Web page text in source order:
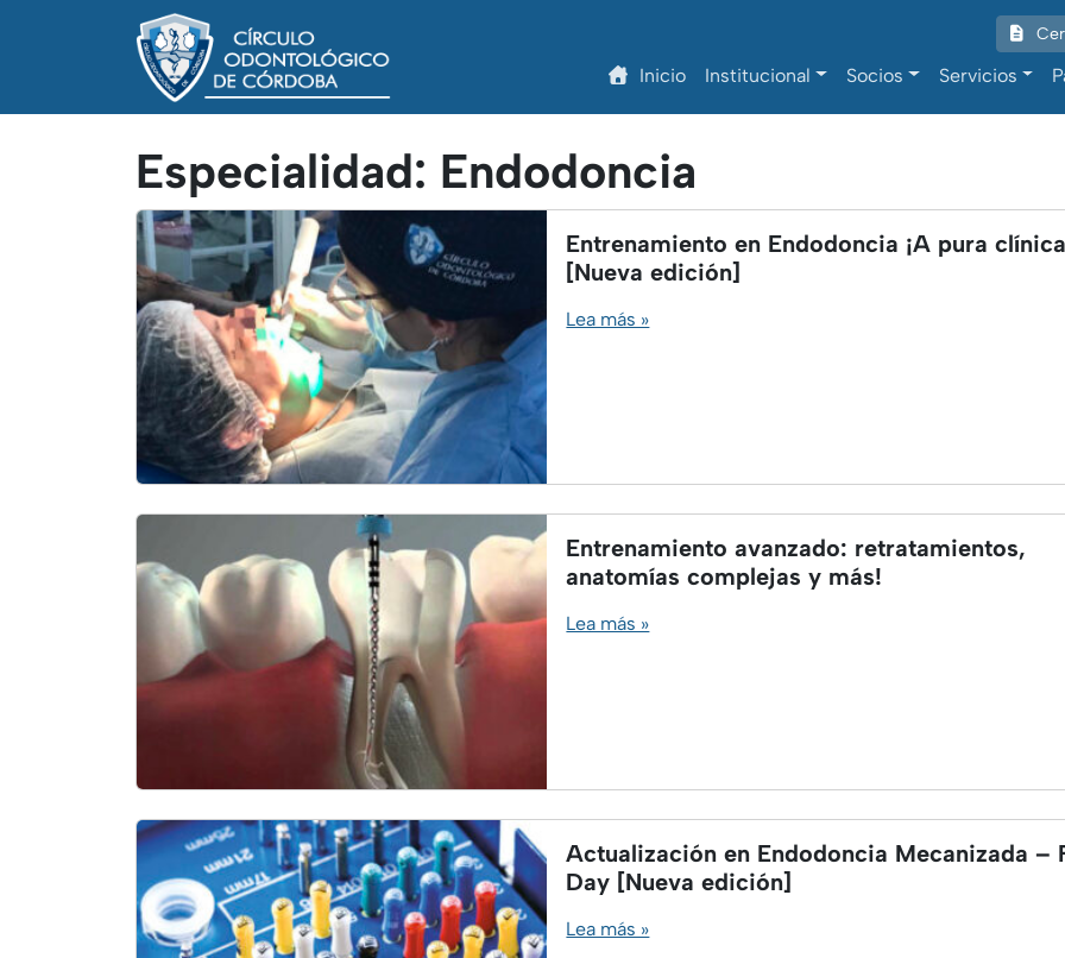
Inicio Institucional Socios Servicios
Especialidad: Endodoncia
Entrenamiento en Endodoncia ¡A pura
[Nueva edición]
Lea más »
Entrenamiento avanzado: retratamientos,
anatomías complejas y más!
Lea más »
Actualización en Endodoncia Mecanizada –
Day [Nueva edición]
Lea más »